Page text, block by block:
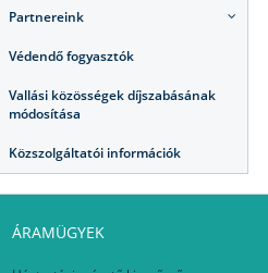
Partnereink
Védendő fogyasztók
Vallási közösségek díjszabásának
módosítása
Közszolgáltatói információk
ÁRAMÜGYEK